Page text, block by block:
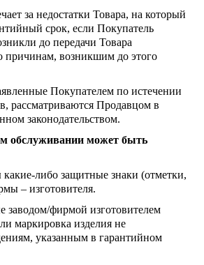
за недостатки Товара, на который
срок, если Покупатель
до передачи Товара
причинам, возникшим до этого
Покупателем по истечении
рассматриваются Продавцом в
законодательством.
обслуживании может быть
либо защитные знаки (отметки,
– изготовителя.
заводом/фирмой изготовителем
маркировка изделия не
указанным в гарантийном